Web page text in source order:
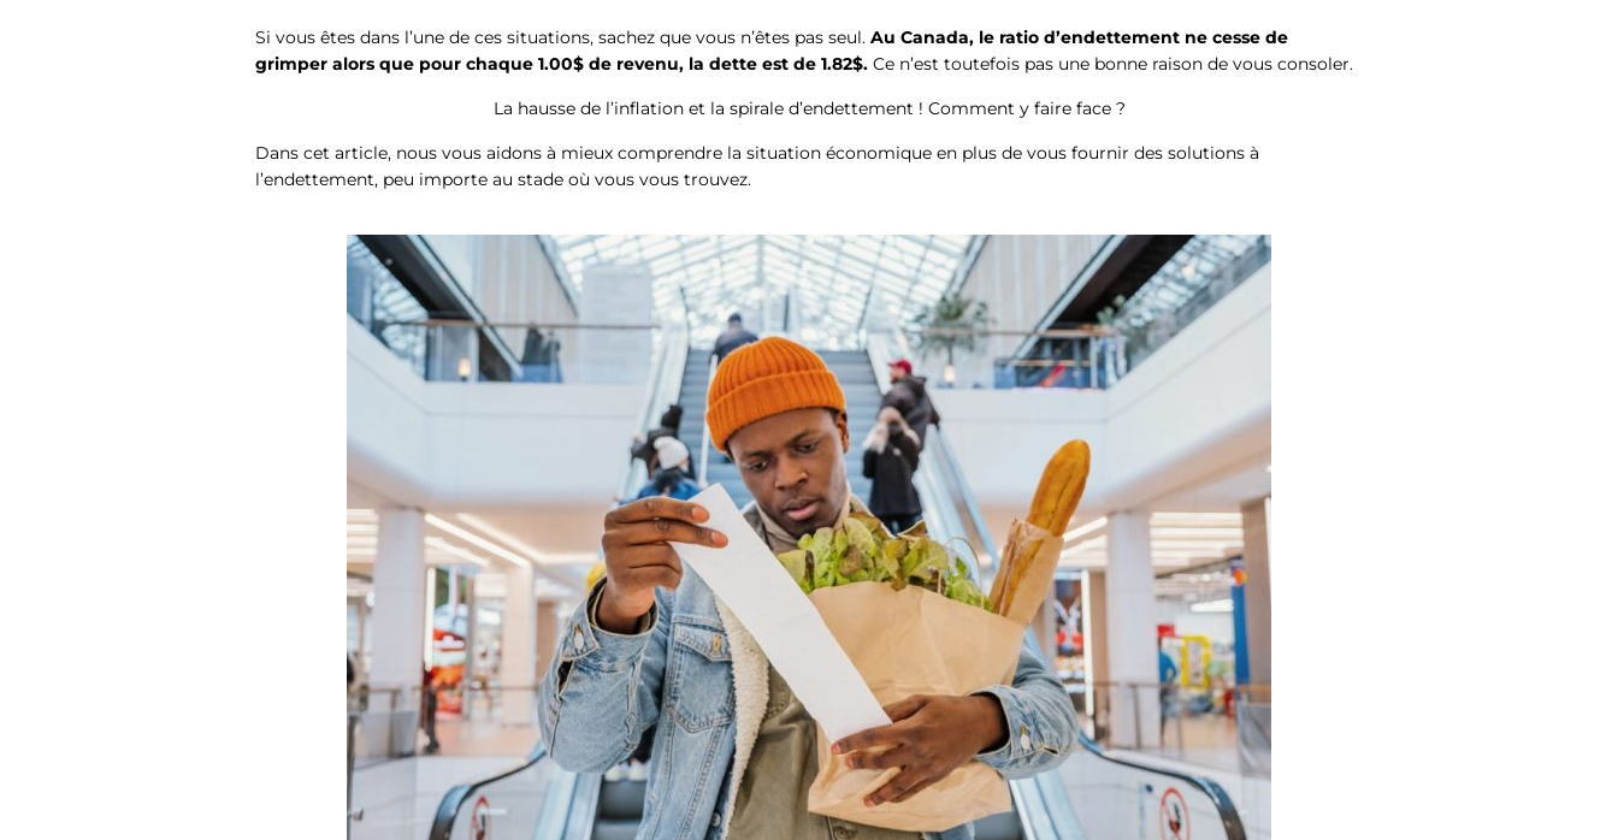
Si vous êtes dans l’une de ces situations, sachez que vous n’êtes pas seul. Au Canada, le ratio d’endettement ne cesse de
grimper alors que pour chaque 1.00$ de revenu, la dette est de 1.82$. Ce n’est toutefois pas une bonne raison de vous consoler.
La hausse de l’inflation et la spirale d’endettement ! Comment y faire face ?
Dans cet article, nous vous aidons à mieux comprendre la situation économique en plus de vous fournir des solutions à
l’endettement, peu importe au stade où vous vous trouvez.